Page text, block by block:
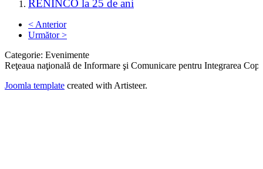
RENINCO la 25 de ani
< Anterior
Următor >
Categorie: Evenimente
Reţeaua naţională de Informare şi Comunicare pentru Integrarea
Joomla template created with Artisteer.